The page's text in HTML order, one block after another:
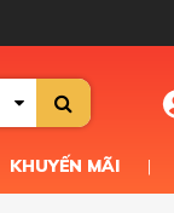
KHUYẾN MÃI